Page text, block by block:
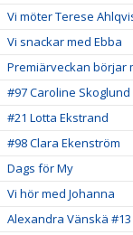
Vi möter Terese
Vi snackar med Ebba
Premiärveckan börjar
#97 Caroline Skoglund
#21 Lotta Ekstrand
#98 Clara Ekenström
Dags för My
Vi hör med Johanna
Alexandra Vänskä #13